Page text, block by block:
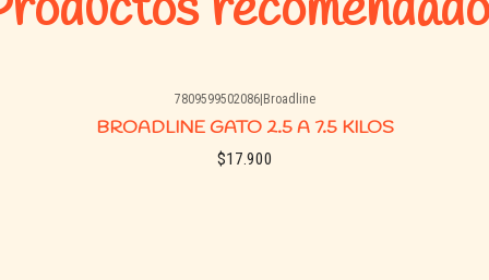
7809599502086|Broadline
BROADLINE GATO 2.5 A 7.5 KILOS
$17.900